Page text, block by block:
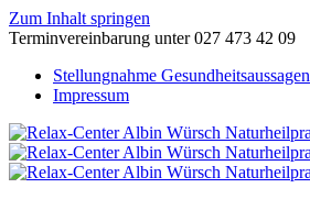
Zum Inhalt springen
Terminvereinbarung unter 027 473 42 09
Stellungnahme Gesundheitsaussagen
Impressum